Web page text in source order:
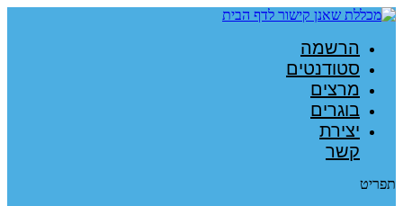
הרשמה
סטודנטים
מרצים
בוגרים
יצירת
קשר
תפריט